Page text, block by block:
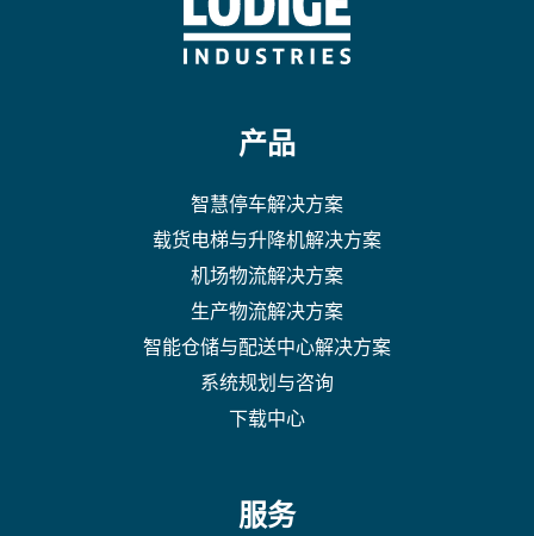
产品
智慧停车解决方案
载货电梯与升降机解决方案
机场物流解决方案
生产物流解决方案
智能仓储与配送中心解决方案
系统规划与咨询
下载中心
服务